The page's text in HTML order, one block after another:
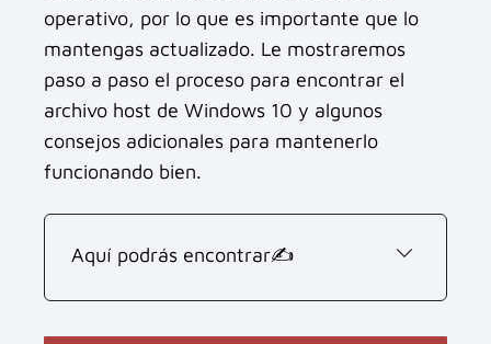
operativo, por lo que es importante que lo
mantengas actualizado. Le mostraremos
paso a paso el proceso para encontrar el
archivo host de Windows 10 y algunos
consejos adicionales para mantenerlo
funcionando bien.
Aquí podrás encontrar✍